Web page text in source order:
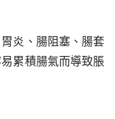
炎、腸阻塞、腸套
累積腸氣而導致脹